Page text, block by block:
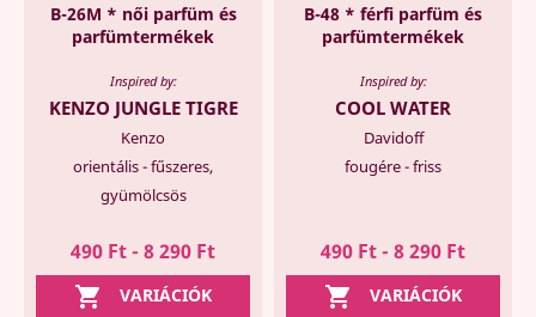
B-26M * női parfüm és
parfümtermékek
Inspired by:
KENZO JUNGLE TIGRE
Kenzo
orientális - fűszeres,
gyümölcsös
490 Ft - 8 290 Ft
 VARIÁCIÓK
B-48 * férfi parfüm és
parfümtermékek
Inspired by:
COOL WATER
Davidoff
fougére - friss
490 Ft - 8 290 Ft
 VARIÁCIÓK